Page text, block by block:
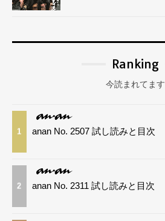
Ranking
今読まれてます
1 anan No. 2507 試し読みと目次
2 anan No. 2311 試し読みと目次